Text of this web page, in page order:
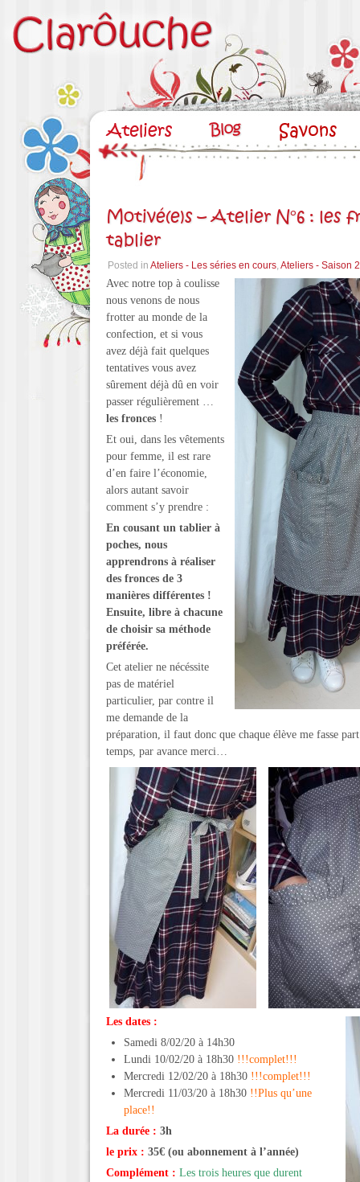
Motivé(e)s – Atelier N°6 : les
tablier
Posted in Ateliers - Les séries en cours,Ateliers - Saison
Avec notre top à coulisse
nous venons de nous
frotter au monde de la
confection, et si vous
avez déjà fait quelques
tentatives vous avez
sûrement déjà dû en voir
passer régulièrement …
les fronces !
Et oui, dans les vêtements
pour femme, il est rare
d’en faire l’économie,
alors autant savoir
comment s’y prendre :
En cousant un tablier à
poches, nous
apprendrons à réaliser
des fronces de 3
manières différentes !
Ensuite, libre à chacune
de choisir sa méthode
préférée.
Cet atelier ne nécéssite
pas de matériel
particulier, par contre il
me demande de la
préparation, il faut donc que chaque élève me fasse
temps, par avance merci…
Les dates :
Samedi 8/02/20 à 14h30
Lundi 10/02/20 à 18h30 !!!complet!!!
Mercredi 12/02/20 à 18h30 !!!complet!!!
Mercredi 11/03/20 à 18h30 !!Plus qu’une
place!!
La durée : 3h
le prix : 35€ (ou abonnement à l’année)
Complément : Les trois heures que durent